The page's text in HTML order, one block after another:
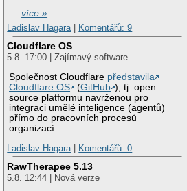
…více »
Ladislav Hagara| Komentářů: 9
Cloudflare OS
5.8. 17:00 | Zajímavý software
Společnost Cloudflare představila
Cloudflare OS
(GitHub ), tj. open
source platformu navrženou pro
integraci umělé inteligence (agentů)
přímo do pracovních procesů
organizací.
Ladislav Hagara| Komentářů: 0
RawTherapee 5.13
5.8. 12:44 | Nová verze